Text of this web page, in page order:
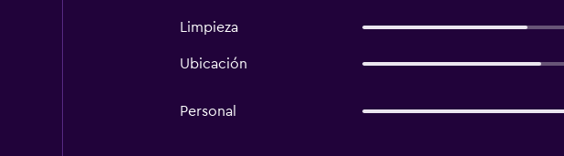
Limpieza
Ubicación
Personal